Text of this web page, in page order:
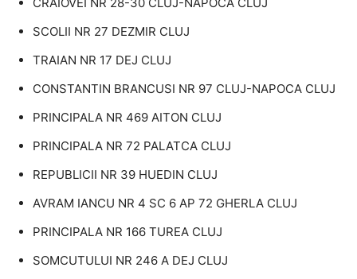
SCOLII NR 27 DEZMIR CLUJ
TRAIAN NR 17 DEJ CLUJ
CONSTANTIN BRANCUSI NR 97 CLUJ-NAPOCA CLUJ
PRINCIPALA NR 469 AITON CLUJ
PRINCIPALA NR 72 PALATCA CLUJ
REPUBLICII NR 39 HUEDIN CLUJ
AVRAM IANCU NR 4 SC 6 AP 72 GHERLA CLUJ
PRINCIPALA NR 166 TUREA CLUJ
SOMCUTULUI NR 246 A DEJ CLUJ